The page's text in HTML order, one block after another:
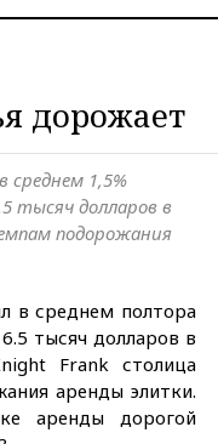
дорожает
среднем 1,5%
тысяч долларов в
подорожания
в среднем полтора
тысяч долларов в
Frank столица
аренды элитки.
аренды дорогой